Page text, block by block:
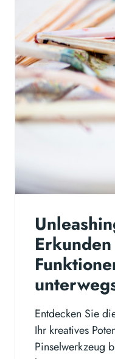
Entdecken Sie
Ihr kreatives
Pinselwerkzeug